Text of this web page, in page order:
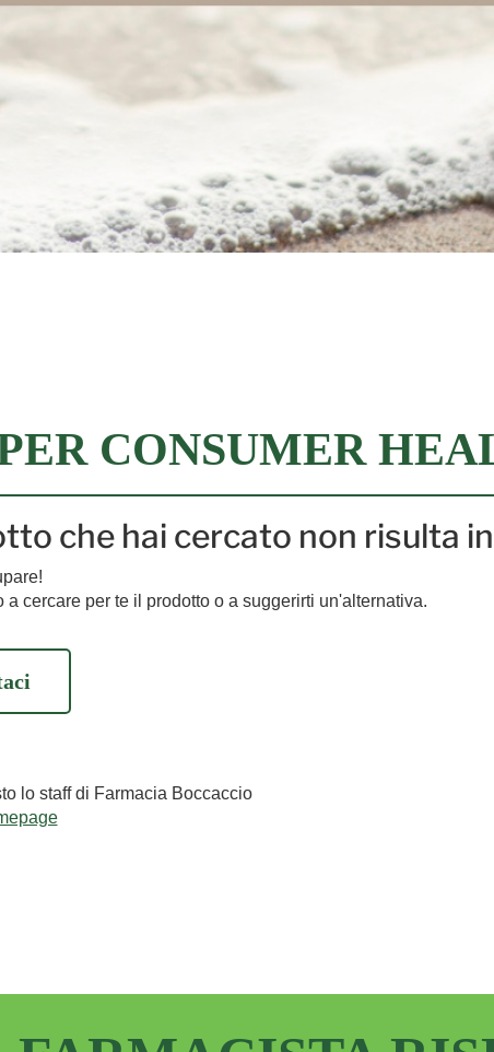
CONSUMER
che hai cercato non risulta
a cercare per te il prodotto o a suggerirti un'alternativa.
lo staff di Farmacia Boccaccio